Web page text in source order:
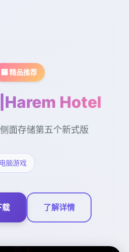
🏧 精品推荐
Hotel
面存储第五个新式版
脑游戏
载 了解详情